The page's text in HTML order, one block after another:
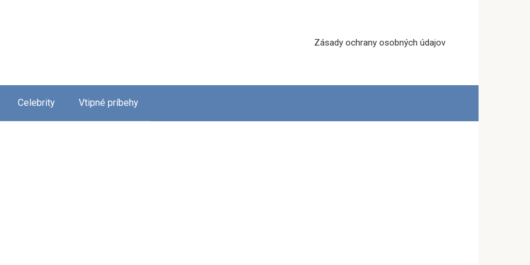
Zásady ochrany osobných údajov
Celebrity Vtipné príbehy